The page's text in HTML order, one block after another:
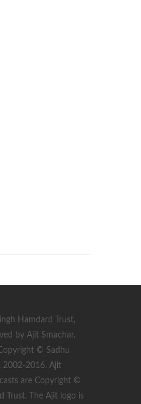
Hamdard Trust,
by Ajit Smachar.
© Sadhu
2002-2016. Ajit
are Copyright ©
Trust. The Ajit logo is